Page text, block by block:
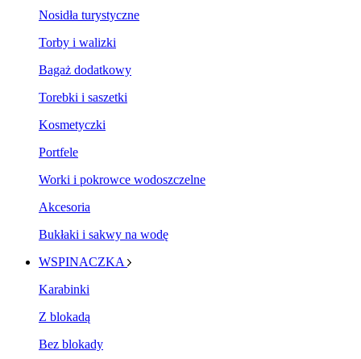
Nosidła turystyczne
Torby i walizki
Bagaż dodatkowy
Torebki i saszetki
Kosmetyczki
Portfele
Worki i pokrowce wodoszczelne
Akcesoria
Bukłaki i sakwy na wodę
WSPINACZKA
Karabinki
Z blokadą
Bez blokady